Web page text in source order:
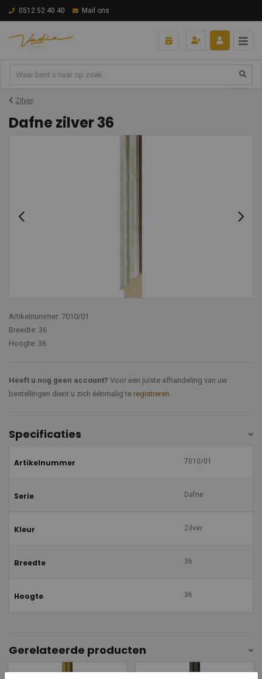
0512 52 40 40 Mail ons
Zilver
Dafne zilver 36
Artikelnummer: 7010/01
Breedte: 36
Hoogte: 36
Heeft u nog geen account? Voor een juiste afhandeling van uw
bestellingen dient u zich éénmalig te registreren.
Specificaties
Artikelnummer 7010/01
Serie Dafne
Kleur Zilver
Breedte 36
Hoogte 36
Gerelateerde producten